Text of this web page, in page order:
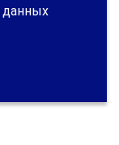
данных